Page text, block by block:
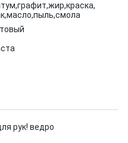
графит,жир,краска,
масло,пыль,смола
рук! ведро